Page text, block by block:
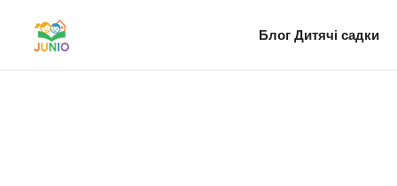
Блог Дитячі садки